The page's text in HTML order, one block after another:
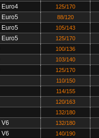
Euro4 125/170
Euro5 88/120
Euro5 105/143
Euro5 125/170
100/136
103/140
125/170
110/150
114/155
120/163
132/180
V6 132/180
V6 140/190